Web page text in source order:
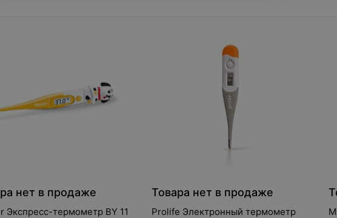
нет в продаже
Экспресс-термометр BY 11
Товара нет в продаже
Prolife Электронный термометр